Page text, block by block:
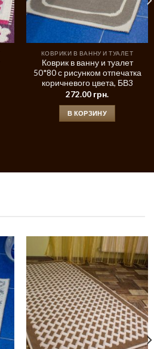
КОВРИКИ В ВАННУ И ТУАЛЕТ
Коврик в ванну и туалет
50*80 с рисунком отпечатка
коричневого цвета, БВ3
272.00 грн.
В КОРЗИНУ